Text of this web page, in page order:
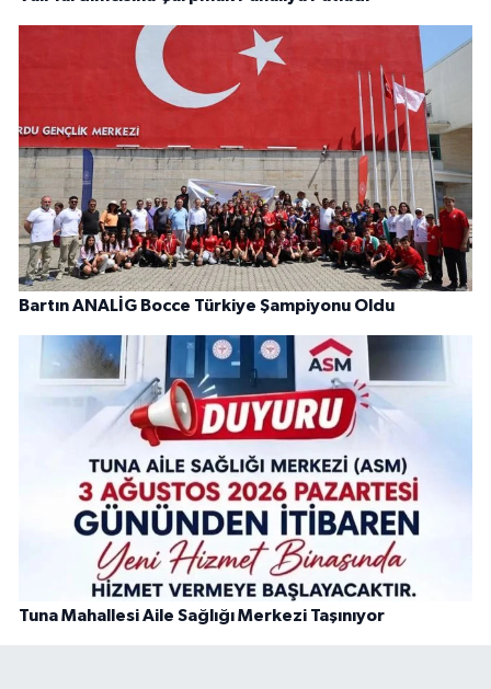
Bartın ANALİG Bocce Türkiye Şampiyonu Oldu
Tuna Mahallesi Aile Sağlığı Merkezi Taşınıyor